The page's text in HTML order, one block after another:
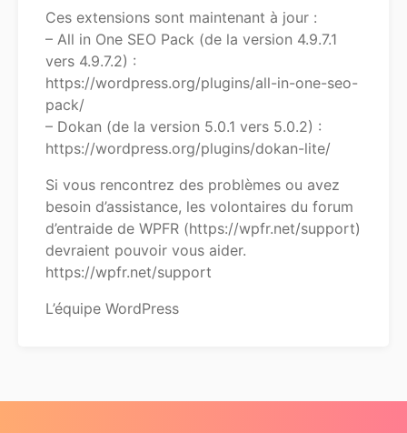
Ces extensions sont maintenant à jour :
– All in One SEO Pack (de la version 4.9.7.1
vers 4.9.7.2) :
https://wordpress.org/plugins/all-in-one-seo-
pack/
– Dokan (de la version 5.0.1 vers 5.0.2) :
https://wordpress.org/plugins/dokan-lite/
Si vous rencontrez des problèmes ou avez
besoin d’assistance, les volontaires du forum
d’entraide de WPFR (https://wpfr.net/support)
devraient pouvoir vous aider.
https://wpfr.net/support
L’équipe WordPress